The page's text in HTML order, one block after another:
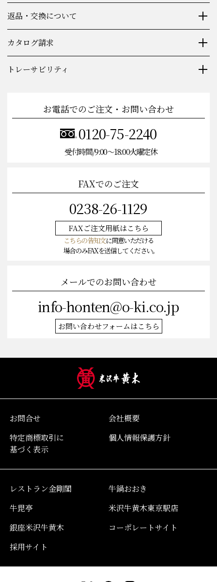
返品・交換について
カタログ請求
トレーサビリティ
お電話でのご注文・お問い合わせ
0120-75-2240
受付時間/9:00〜18:00火曜定休
FAXでのご注文
0238-26-1129
FAXご注文用紙はこちら
こちらの告知文に同意いただける
場合のみFAXを送信してください。
メールでのお問い合わせ
info-honten@o-ki.co.jp
お問い合わせフォームはこちら
お問合せ
会社概要
特定商標取引に
基づく表示
個人情報保護方針
レストラン金剛閣
牛鍋おおき
牛毘亭
米沢牛黄木東京駅店
銀座米沢牛黄木
コーポレートサイト
採用サイト